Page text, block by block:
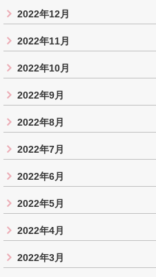
2022年12月
2022年11月
2022年10月
2022年9月
2022年8月
2022年7月
2022年6月
2022年5月
2022年4月
2022年3月